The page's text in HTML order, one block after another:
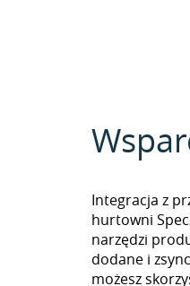
Integracja z
hurtowni
narzędzi
dodane i
możesz